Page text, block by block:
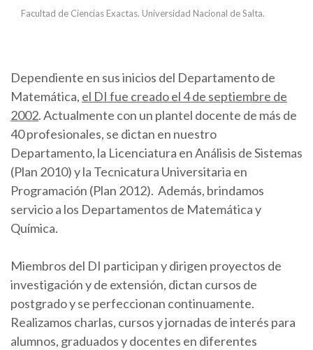
Facultad de Ciencias Exactas. Universidad Nacional de Salta.
Dependiente en sus inicios del Departamento de
Matemática, el DI fue creado el 4 de septiembre de
2002. Actualmente con un plantel docente de más de
40 profesionales, se dictan en nuestro
Departamento, la Licenciatura en Análisis de Sistemas
(Plan 2010) y la Tecnicatura Universitaria en
Programación (Plan 2012). Además, brindamos
servicio a los Departamentos de Matemática y
Química.
Miembros del DI participan y dirigen proyectos de
investigación y de extensión, dictan cursos de
postgrado y se perfeccionan continuamente.
Realizamos charlas, cursos y jornadas de interés para
alumnos, graduados y docentes en diferentes